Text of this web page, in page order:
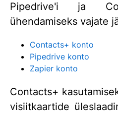
Pipedrive'i ja
ühendamiseks vajate
Contacts+ konto
Pipedrive konto
Zapier konto
Contacts+
visiitkaartide